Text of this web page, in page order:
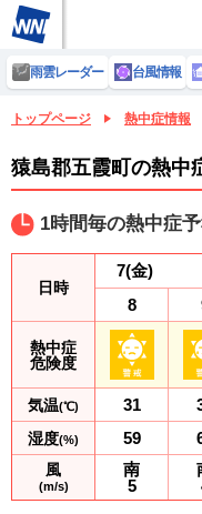
雨雲レーダー 台風情報
トップページ 熱中症情報
猿島郡五霞町の熱中
1時間毎の熱中症
日時
熱中症
危険度
気温(℃)
湿度(%)
風
(m/s)
7(金)
8
31
59
南
5